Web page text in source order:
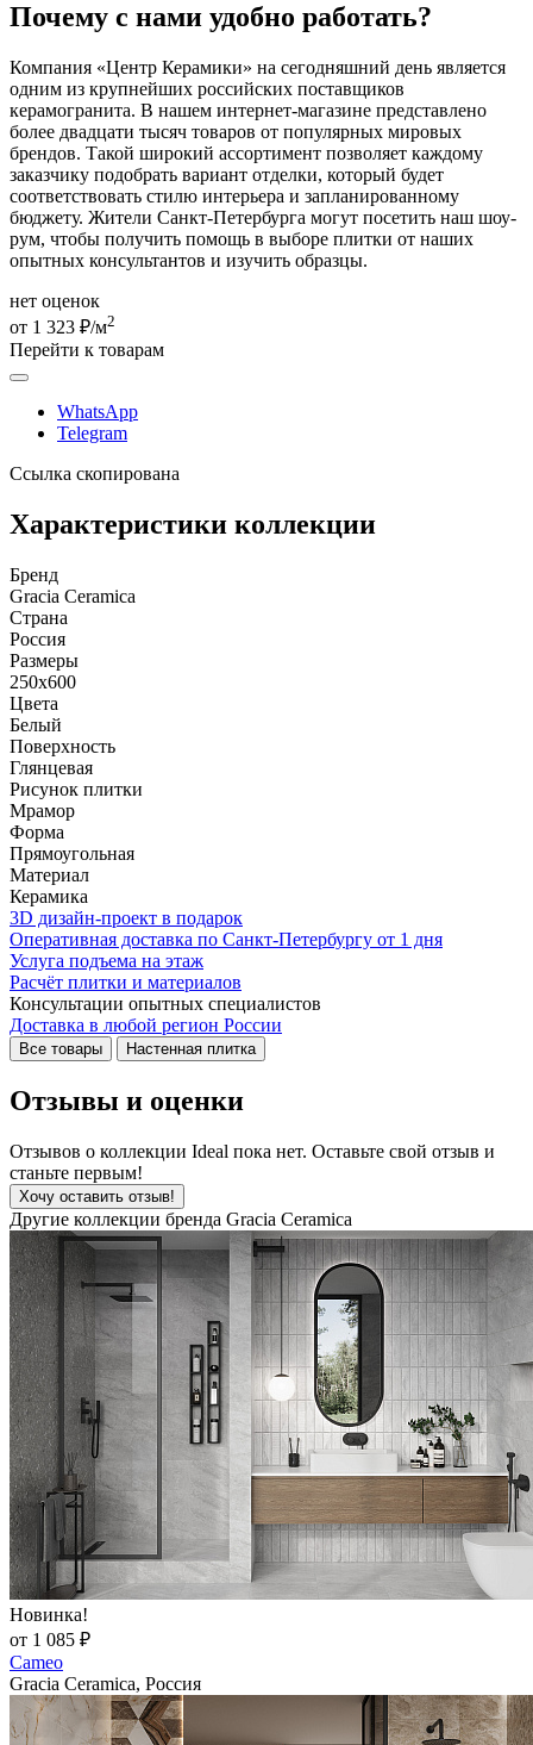
Почему с нами удобно работать?
Компания «Центр Керамики» на сегодняшний день является
одним из крупнейших российских поставщиков
керамогранита. В нашем интернет-магазине представлено
более двадцати тысяч товаров от популярных мировых
брендов. Такой широкий ассортимент позволяет каждому
заказчику подобрать вариант отделки, который будет
соответствовать стилю интерьера и запланированному
бюджету. Жители Санкт-Петербурга могут посетить наш шоу-
рум, чтобы получить помощь в выборе плитки от наших
опытных консультантов и изучить образцы.
нет оценок
от 1 323 ₽/м2
Перейти к товарам
WhatsApp
Telegram
Ссылка скопирована
Характеристики коллекции
Бренд
Gracia Ceramica
Страна
Россия
Размеры
250x600
Цвета
Белый
Поверхность
Глянцевая
Рисунок плитки
Мрамор
Форма
Прямоугольная
Материал
Керамика
3D дизайн-проект в подарок
Оперативная доставка по Санкт-Петербургу от 1 дня
Услуга подъема на этаж
Расчёт плитки и материалов
Консультации опытных специалистов
Доставка в любой регион России
Все товары Настенная плитка
Отзывы и оценки
Отзывов о коллекции Ideal пока нет. Оставьте свой отзыв и
станьте первым!
Хочу оставить отзыв!
Другие коллекции бренда Gracia Ceramica
Новинка!
от 1 085 ₽
Cameo
Gracia Ceramica, Россия